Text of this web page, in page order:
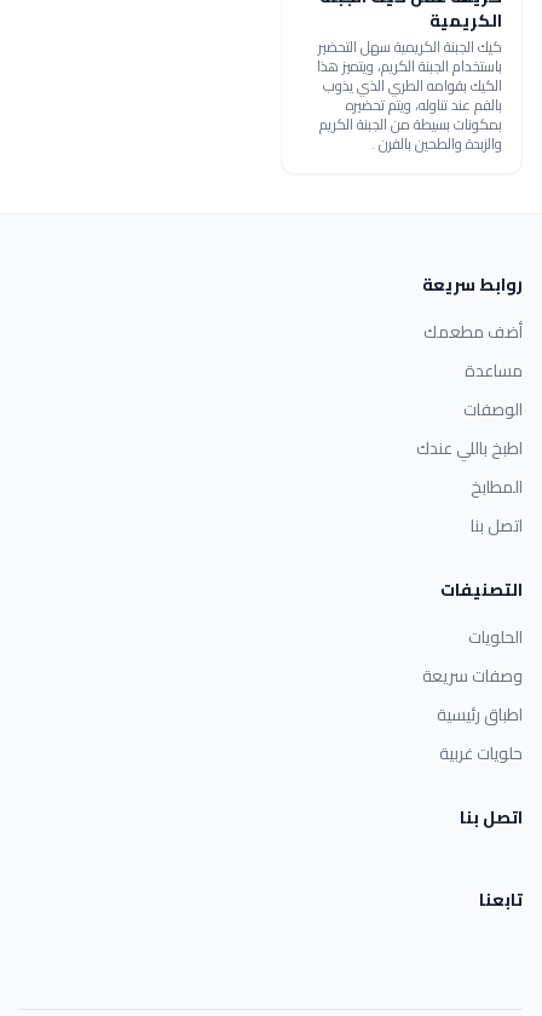
الكريمية
كيك الجبنة الكريمية سهل التحضير
باستخدام الجبنة الكريم، ويتميز هذا
الكيك بقوامه الطري الذي يذوب
بالفم عند تناوله، ويتم تحضيره
بمكونات بسيطة من الجبنة الكريم
والزبدة والطحين بالفرن .
روابط سريعة
أضف مطعمك
مساعدة
الوصفات
اطبخ باللي عندك
المطابخ
اتصل بنا
التصنيفات
الحلويات
وصفات سريعة
اطباق رئيسية
حلويات غربية
اتصل بنا
تابعنا